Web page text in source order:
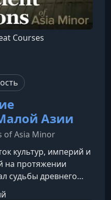
Courses
Азии
of Asia Minor
культур, империй и
на протяжении
судьбы древнего
как